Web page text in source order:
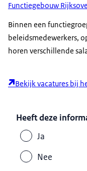
Functiegebouw
Binnen een
beleidsmedewerkers,
horen verschillende
Bekijk vacatures bij
Heeft deze
Ja
Nee